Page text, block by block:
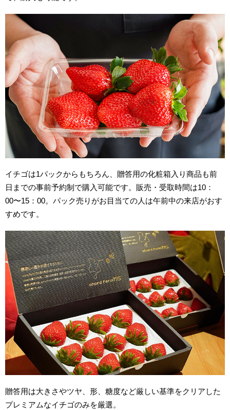
イチゴは1パックからもちろん、贈答用の化粧箱入り商品も前
日までの事前予約制で購入可能です。販売・受取時間は10：
00〜15：00。パック売りがお目当ての人は午前中の来店がおす
すめです。
贈答用は大きさやツヤ、形、糖度など厳しい基準をクリアした
プレミアムなイチゴのみを厳選。